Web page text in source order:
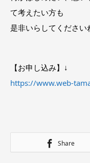
て考えたい方も
是非いらしてください
【お申し込み】↓
https://www.web-
Share